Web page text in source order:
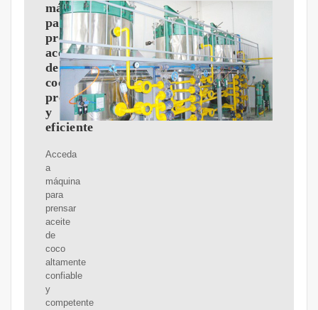
máquina
para
prensar
aceite
de
coco
profesional
y
eficiente
Acceda
a
máquina
para
prensar
aceite
de
coco
altamente
confiable
y
competente